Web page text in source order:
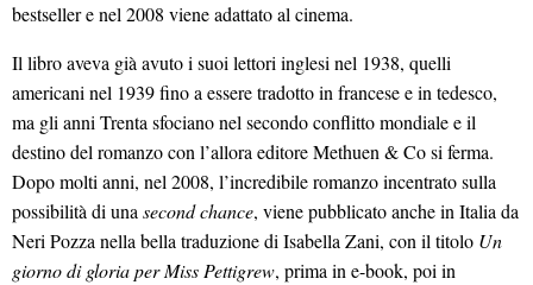
bestseller e nel 2008 viene adattato al cinema.
Il libro aveva già avuto i suoi lettori inglesi nel 1938, quelli
americani nel 1939 fino a essere tradotto in francese e in tedesco,
ma gli anni Trenta sfociano nel secondo conflitto mondiale e il
destino del romanzo con l’allora editore Methuen & Co si ferma.
Dopo molti anni, nel 2008, l’incredibile romanzo incentrato sulla
possibilità di unasecond chance, viene pubblicato anche in Italia da
Neri Pozza nella bella traduzione di Isabella Zani, con il titolo Un
giorno di gloria per Miss Pettigrew, prima in e-book, poi in